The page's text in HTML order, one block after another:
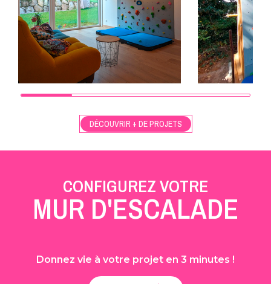
DÉCOUVRIR + DE PROJETS
CONFIGUREZ VOTRE
MUR D'ESCALADE
Donnez vie à votre projet en 3 minutes !